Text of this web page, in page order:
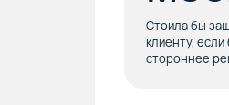
Стоила бы
клиенту,
стороннее